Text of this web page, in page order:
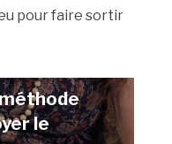
pour faire sortir
le